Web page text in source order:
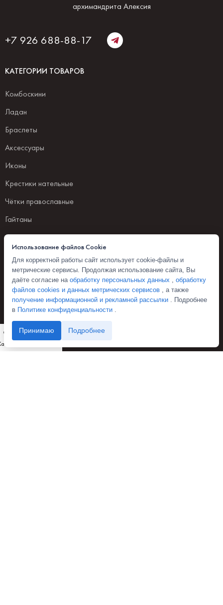
архимандрита Алексия
+7 926 688-88-17
КАТЕГОРИИ ТОВАРОВ
Комбоскини
Ладан
Браслеты
Аксессуары
Иконы
Крестики нательные
Чётки православные
Гайтаны
ПОКУПАТЕЛЯМ
Главная
Каталог товаров
Доставка и оплата
Оферта
О нас
0
Использование файлов Cookie
Для корректной работы сайт использует cookie-файлы и
метрические сервисы. Продолжая использование сайта, Вы
даёте согласие на обработку персональных данных , обработку
файлов cookies и данных метрических сервисов , а также
получение информационной и рекламной рассылки . Подробнее
в Политике конфиденциальности .
Принимаю Подробнее